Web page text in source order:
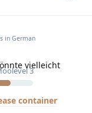
3
in German
vielleicht
container